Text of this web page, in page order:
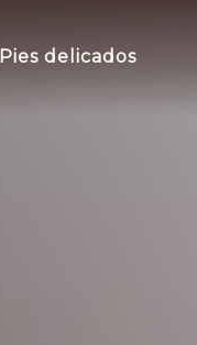
Pies delicados